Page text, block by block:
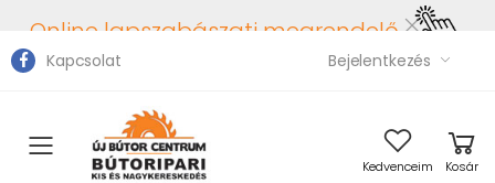
Online lapszabászati megrendelő
Kapcsolat Bejelentkezés
Toggle mobile menu Kedvenceim Kosár